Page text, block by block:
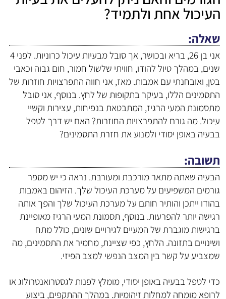
העיכול אחת ולתמיד?
שאלה
אני בן 26, בריא ובכושר, אך סובל מבעיות עיכול כרוניות. לפני 4
שנים, במהלך טיול להודו, חוויתי שלשול חמור, חום גבוה וכאבי
בטן, ואובחנתי עם אמבות. מאז, אני חווה התפרצויות חוזרות של
התסמינים הללו, בעיקר בתקופות של לחץ. בנוסף, אני סובל
מתסמונת המעי הרגיז, המתבטאת בנפיחות, עצירות וקשיי
עיכול. מה גורם להתפרצויות החוזרות? האם יש דרך לטפל
בבעיה באופן יסודי ולמנוע את חזרת התסמינים?
תשובה
הבעיה שאתה מתאר מורכבת ומעורבת. נראה כי יש מספר
גורמים המשפיעים על מערכת העיכול שלך. הזיהום באמבות
בהודו ייתכן והותיר חותם על מערכת העיכול שלך והפך אותה
רגישה יותר להפרעות. בנוסף, תסמונת המעי הרגיז מאופיינת
ברגישות מוגברת של המעיים לגירויים שונים, כולל מתח
ושינויים בתזונה. הלחץ, כפי שציינת, מחמיר את התסמינים, מה
שמצביע על קשר בין המצב הנפשי למצב הפיזי.
כדי לטפל בבעיה באופן יסודי, מומלץ לפנות לגסטרואנטרולוג או
לרופא מומחה למחלות זיהומיות. במהלך ההתקפים, ביצוע